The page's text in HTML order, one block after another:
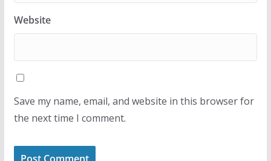
Website
Save my name, email, and website in this browser for
the next time I comment.